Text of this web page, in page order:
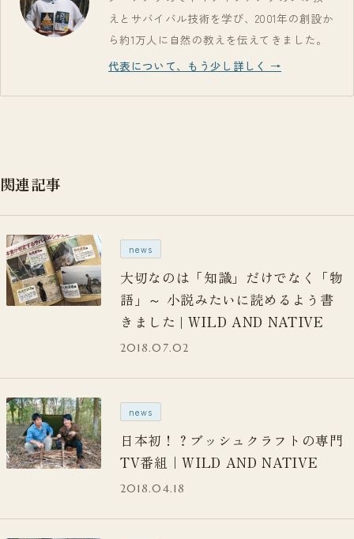
えとサバイバル技術を学び、2001年の創設か
ら約1万人に自然の教えを伝えてきました。
代表について、もう少し詳しく →
関連記事
news
大切なのは「知識」だけでなく「物
語」～ 小説みたいに読めるよう書
きました | WILD AND NATIVE
2018.07.02
news
日本初！？ブッシュクラフトの専門
TV番組｜WILD AND NATIVE
2018.04.18